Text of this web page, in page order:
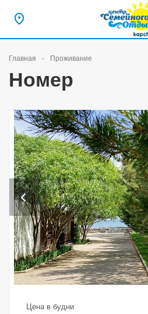
Главная Проживание
Номер
Previous
Цена в будни